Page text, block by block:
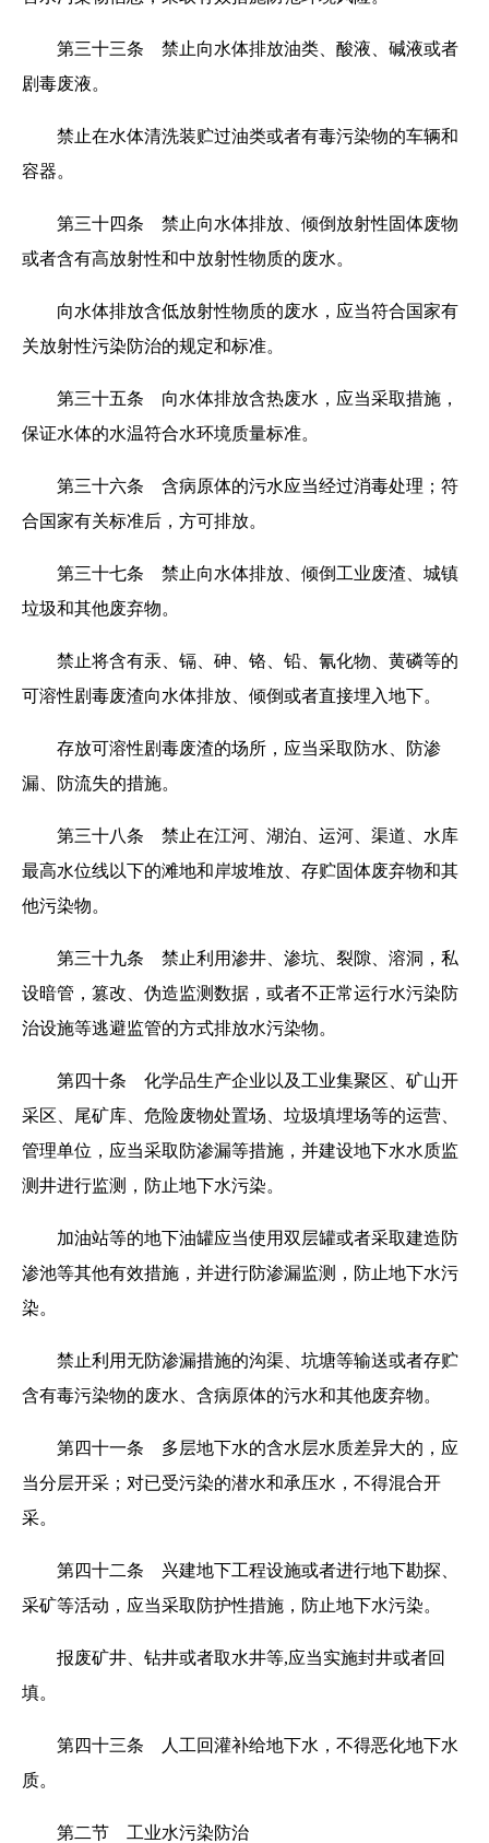
第三十三条 禁止向水体排放油类、酸液、碱液或者
剧毒废液。
禁止在水体清洗装贮过油类或者有毒污染物的车辆和
容器。
第三十四条 禁止向水体排放、倾倒放射性固体废物
或者含有高放射性和中放射性物质的废水。
向水体排放含低放射性物质的废水，应当符合国家有
关放射性污染防治的规定和标准。
第三十五条 向水体排放含热废水，应当采取措施，
保证水体的水温符合水环境质量标准。
第三十六条 含病原体的污水应当经过消毒处理；符
合国家有关标准后，方可排放。
第三十七条 禁止向水体排放、倾倒工业废渣、城镇
垃圾和其他废弃物。
禁止将含有汞、镉、砷、铬、铅、氰化物、黄磷等的
可溶性剧毒废渣向水体排放、倾倒或者直接埋入地下。
存放可溶性剧毒废渣的场所，应当采取防水、防渗
漏、防流失的措施。
第三十八条 禁止在江河、湖泊、运河、渠道、水库
最高水位线以下的滩地和岸坡堆放、存贮固体废弃物和其
他污染物。
第三十九条 禁止利用渗井、渗坑、裂隙、溶洞，私
设暗管，篡改、伪造监测数据，或者不正常运行水污染防
治设施等逃避监管的方式排放水污染物。
第四十条 化学品生产企业以及工业集聚区、矿山开
采区、尾矿库、危险废物处置场、垃圾填埋场等的运营、
管理单位，应当采取防渗漏等措施，并建设地下水水质监
测井进行监测，防止地下水污染。
加油站等的地下油罐应当使用双层罐或者采取建造防
渗池等其他有效措施，并进行防渗漏监测，防止地下水污
染。
禁止利用无防渗漏措施的沟渠、坑塘等输送或者存贮
含有毒污染物的废水、含病原体的污水和其他废弃物。
第四十一条 多层地下水的含水层水质差异大的，应
当分层开采；对已受污染的潜水和承压水，不得混合开
采。
第四十二条 兴建地下工程设施或者进行地下勘探、
采矿等活动，应当采取防护性措施，防止地下水污染。
报废矿井、钻井或者取水井等,应当实施封井或者回
填。
第四十三条 人工回灌补给地下水，不得恶化地下水
质。
第二节 工业水污染防治